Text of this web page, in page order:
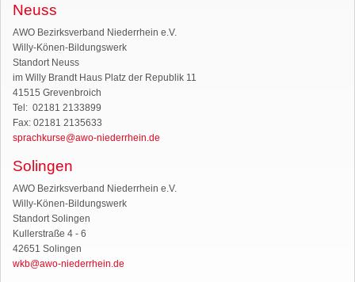
Neuss
AWO Bezirksverband Niederrhein e.V.
Willy-Könen-Bildungswerk
Standort Neuss
im Willy Brandt Haus Platz der Republik 11
41515 Grevenbroich
Tel: 02181 2133899
Fax: 02181 2135633
sprachkurse@awo-niederrhein.de
Solingen
AWO Bezirksverband Niederrhein e.V.
Willy-Könen-Bildungswerk
Standort Solingen
Kullerstraße 4 - 6
42651 Solingen
wkb@awo-niederrhein.de